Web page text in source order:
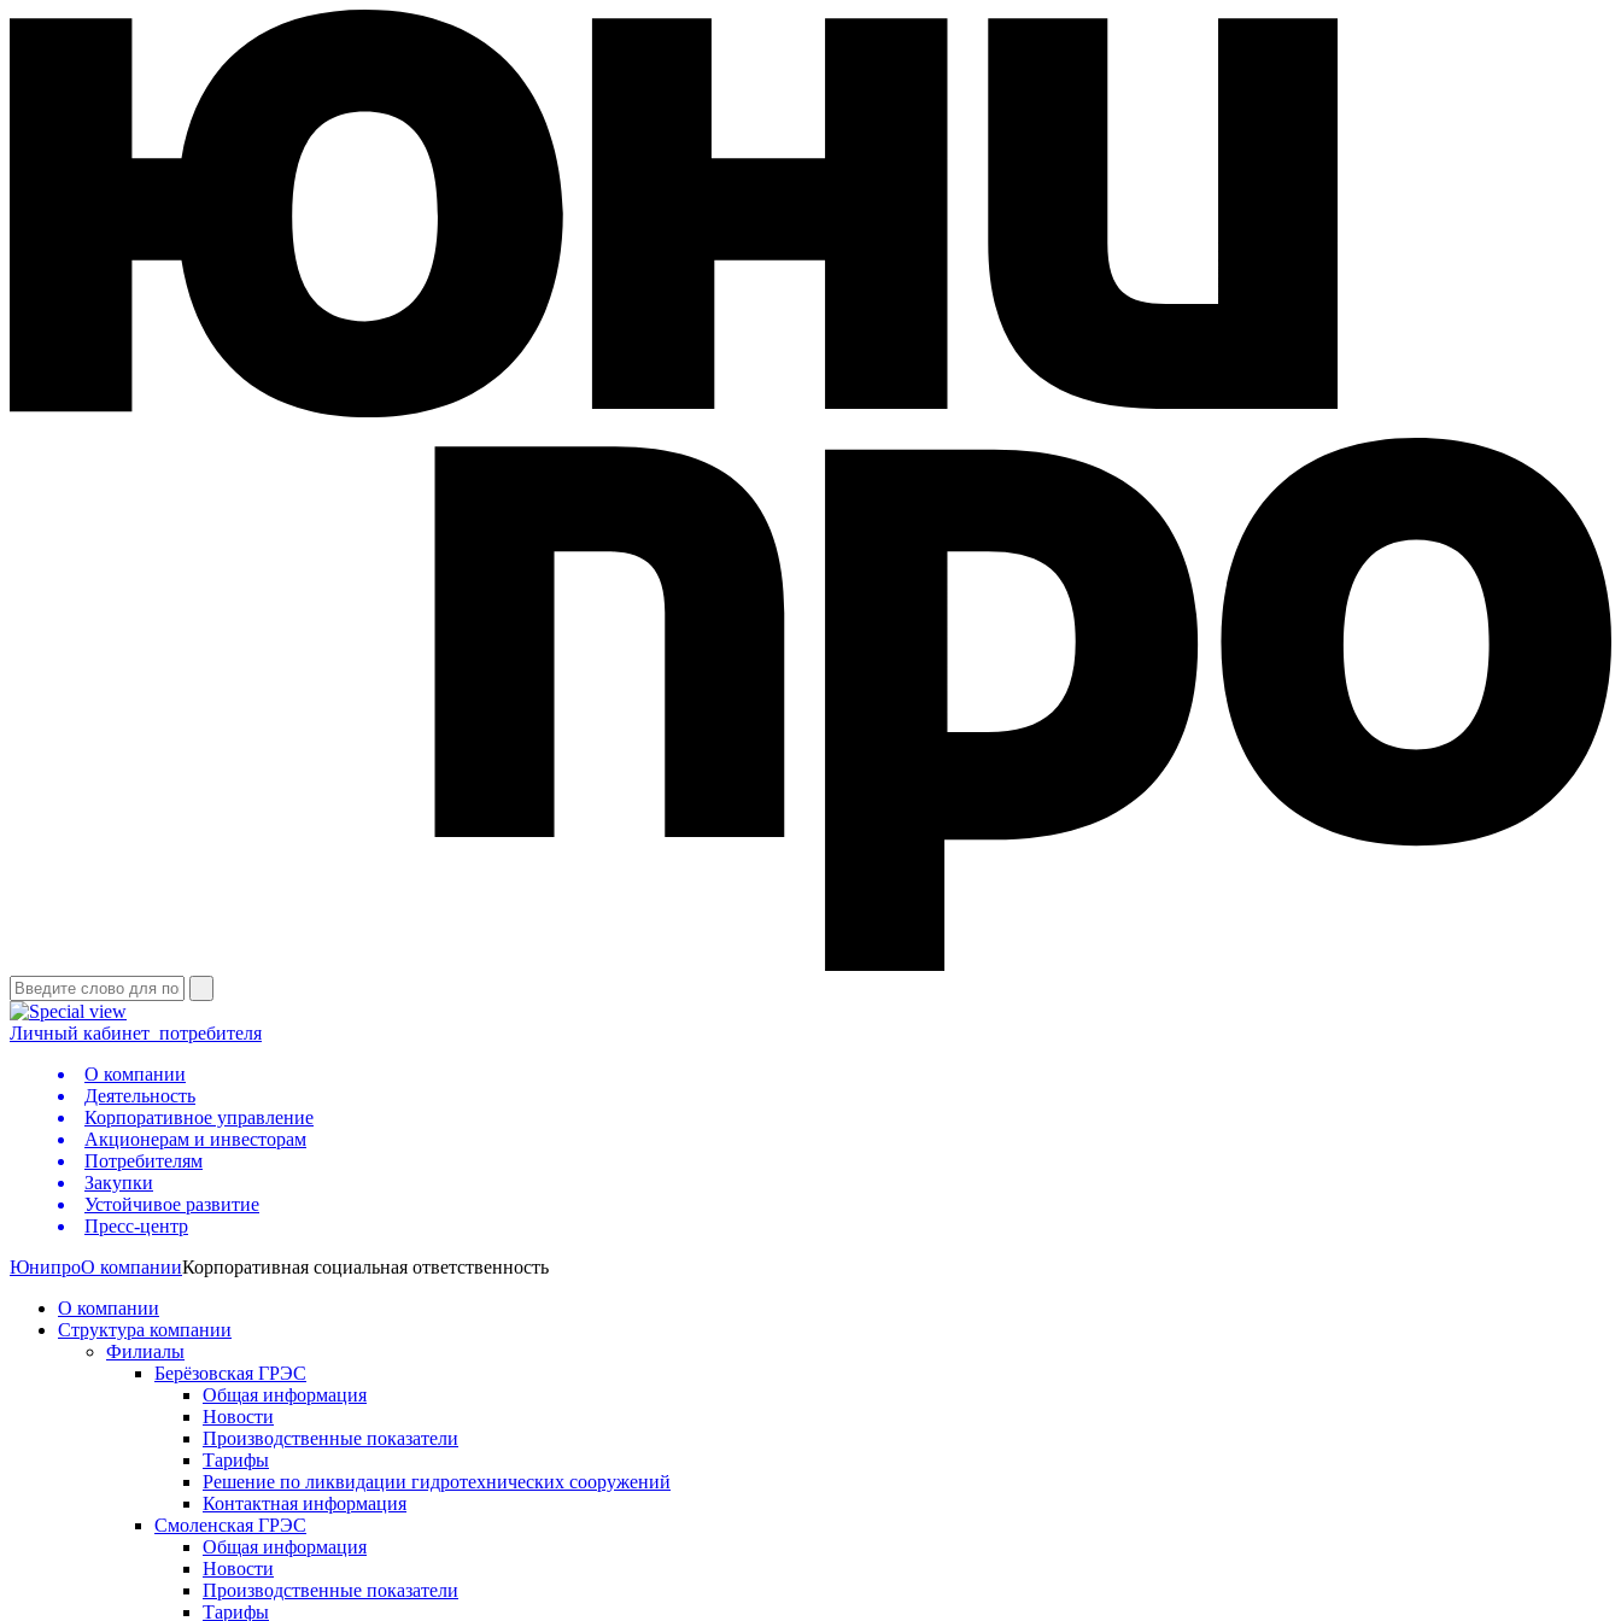
Личный кабинет потребителя
О компании
Деятельность
Корпоративное управление
Акционерам и инвесторам
Потребителям
Закупки
Устойчивое развитие
Пресс-центр
ЮнипроО компанииКорпоративная социальная ответственность
О компании
Структура компании
Филиалы
Берёзовская ГРЭС
Общая информация
Новости
Производственные показатели
Тарифы
Решение по ликвидации гидротехнических сооружений
Контактная информация
Смоленская ГРЭС
Общая информация
Новости
Производственные показатели
Тарифы